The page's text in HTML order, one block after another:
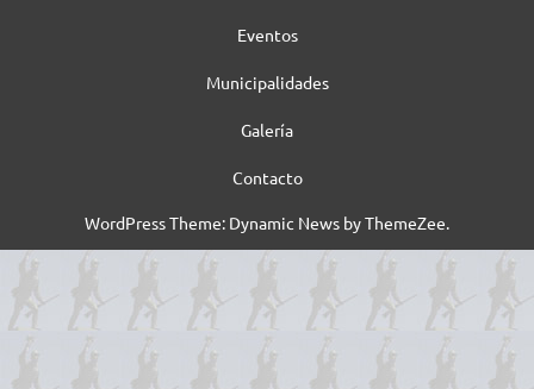
Eventos
Municipalidades
Galería
Contacto
WordPress Theme: Dynamic News by ThemeZee.